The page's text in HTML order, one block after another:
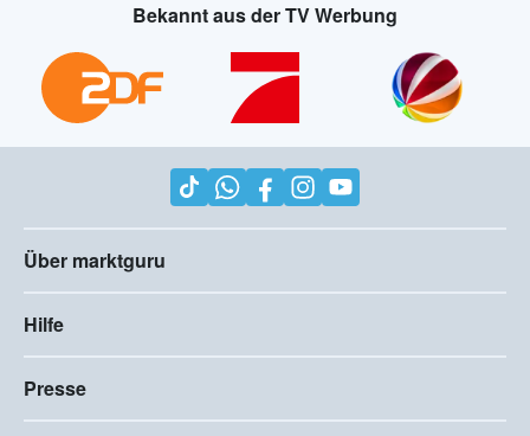
Bekannt aus der TV Werbung
Über marktguru
Hilfe
Presse